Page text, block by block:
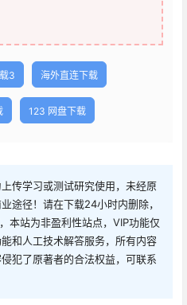
3 海外直连下载
123 网盘下载
传学习或测试研究使用，未经原
途径！请在下载24小时内删除，
本站为非盈利性站点，VIP功能仅
和人工技术解答服务，所有内容
犯了原著者的合法权益，可联系